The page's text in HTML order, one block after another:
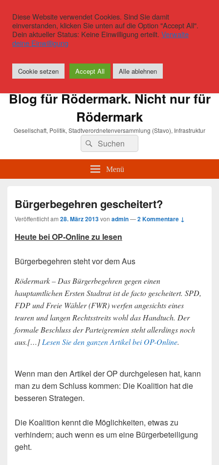
Blog für Rödermark. Nicht nur für
Rödermark
Gesellschaft, Politik, Stadtverordnetenversammlung (Stavo), Infrastruktur
Suchen
nach:
Suchen
Menü
Bürgerbegehren gescheitert?
Veröffentlicht am 28. März 2013von admin—2 Kommentare ↓
Heute bei OP-Online zu lesen
Bürgerbegehren steht vor dem Aus
Rödermark – Das Bürgerbegehren gegen einen
hauptamtlichen Ersten Stadtrat ist de facto gescheitert. SPD,
FDP und Freie Wähler (FWR) werfen angesichts eines
teuren und langen Rechtsstreits wohl das Handtuch. Der
formale Beschluss der Parteigremien steht allerdings noch
aus.[…]Lesen Sie den ganzen Artikel bei OP-Online.
Wenn man den Artikel der OP durchgelesen hat, kann
man zu dem Schluss kommen: Die Koalition hat die
besseren Strategen.
Die Koalition kennt die Möglichkeiten, etwas zu
verhindern; auch wenn es um eine Bürgerbeteiligung
geht.
Diese Website verwendet Cookies. Sind Sie damit
einverstanden, klicken Sie unten auf die Option "Accept All".
Dein aktueller Status: Keine Einwilligung erteilt. Verwalte
deine Einwilligung
Cookie setzen Accept All Alle ablehnen